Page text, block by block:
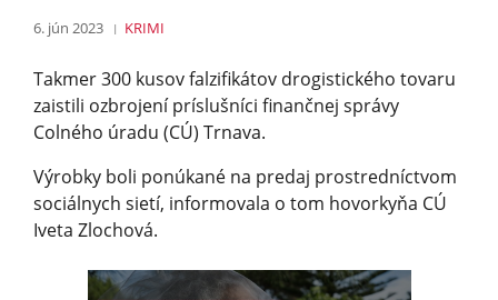
6. jún 2023 KRIMI
Takmer 300 kusov falzifikátov drogistického tovaru
zaistili ozbrojení príslušníci finančnej správy
Colného úradu (CÚ) Trnava.
Výrobky boli ponúkané na predaj prostredníctvom
sociálnych sietí, informovala o tom hovorkyňa CÚ
Iveta Zlochová.